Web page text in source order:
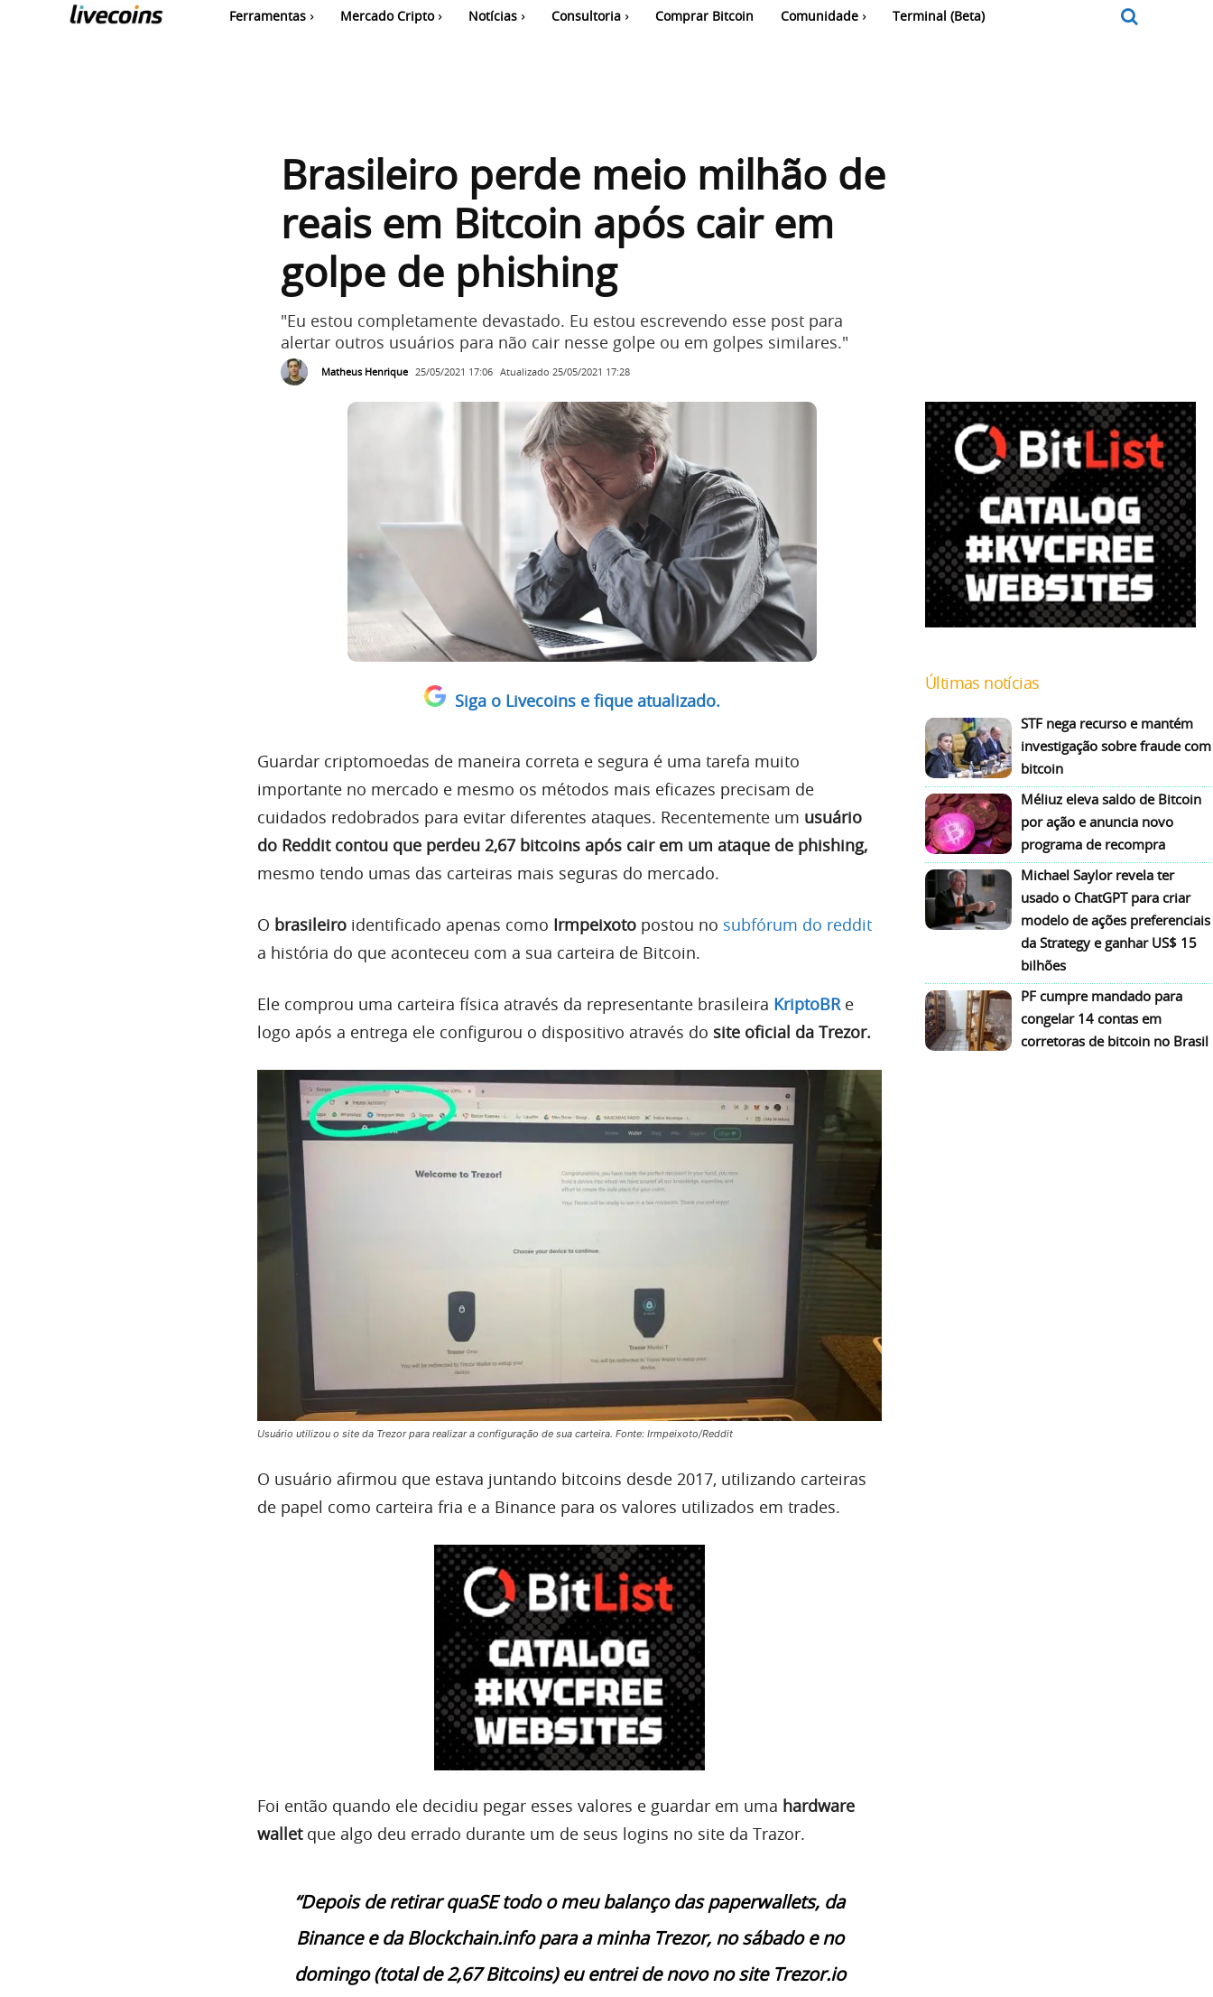
Ferramentas Mercado Cripto Notícias Consultoria Comprar Bitcoin Comunidade Terminal (Beta)
Brasileiro perde meio milhão de
reais em Bitcoin após cair em
golpe de phishing
"Eu estou completamente devastado. Eu estou escrevendo esse post para
alertar outros usuários para não cair nesse golpe ou em golpes similares."
Matheus Henrique 25/05/2021 17:06 Atualizado 25/05/2021 17:28
Siga o Livecoins e fique atualizado.
Guardar criptomoedas de maneira correta e segura é uma tarefa muito
importante no mercado e mesmo os métodos mais eficazes precisam de
cuidados redobrados para evitar diferentes ataques. Recentemente um usuário
do Reddit contou que perdeu 2,67 bitcoins após cair em um ataque de phishing,
mesmo tendo umas das carteiras mais seguras do mercado.
O brasileiro identificado apenas como Irmpeixoto postou no subfórum do reddit
a história do que aconteceu com a sua carteira de Bitcoin.
Ele comprou uma carteira física através da representante brasileira KriptoBRe
logo após a entrega ele configurou o dispositivo através do site oficial da Trezor.
Usuário utilizou o site da Trezor para realizar a configuração de sua carteira. Fonte: Irmpeixoto/Reddit
O usuário afirmou que estava juntando bitcoins desde 2017, utilizando carteiras
de papel como carteira fria e a Binance para os valores utilizados em trades.
Foi então quando ele decidiu pegar esses valores e guardar em uma hardware
walletque algo deu errado durante um de seus logins no site da Trazor.
“Depois de retirar quaSE todo o meu balanço das paperwallets, da
Binance e da Blockchain.info para a minha Trezor, no sábado e no
domingo (total de 2,67 Bitcoins) eu entrei de novo no site Trezor.io
Últimas notícias
STF nega recurso e mantém
investigação sobre fraude com
bitcoin
Méliuz eleva saldo de Bitcoin
por ação e anuncia novo
programa de recompra
Michael Saylor revela ter
usado o ChatGPT para criar
modelo de ações preferenciais
da Strategy e ganhar US$ 15
bilhões
PF cumpre mandado para
congelar 14 contas em
corretoras de bitcoin no Brasil